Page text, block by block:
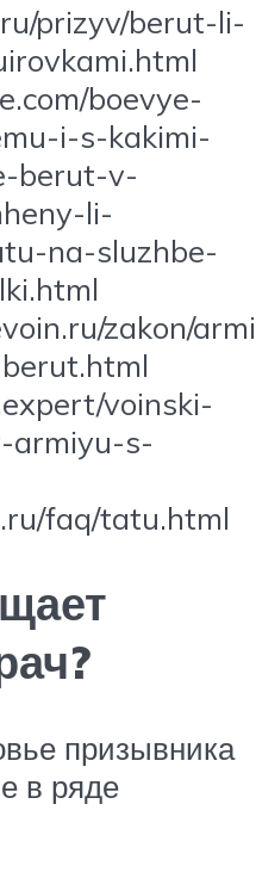
prizyv/berut-li-
boevye-
i-s-kakimi-
berut-v-
li-
na-sluzhbe-
zakon/
voinski-
armiyu-s-
faq/tatu.html
призывника
в ряде